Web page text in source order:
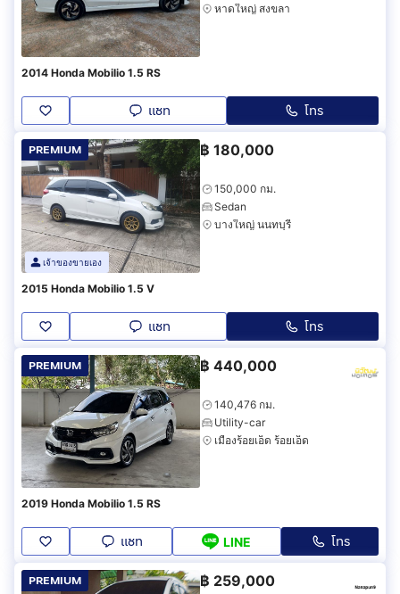
หาดใหญ่ สงขลา
2014 Honda Mobilio 1.5 RS
แชท โทร
PREMIUM
เจ้าของขายเอง
฿ 180,000
150,000 กม.
Sedan
บางใหญ่ นนทบุรี
2015 Honda Mobilio 1.5 V
แชท โทร
PREMIUM ฿ 440,000
140,476 กม.
Utility-car
เมืองร้อยเอ็ด ร้อยเอ็ด
2019 Honda Mobilio 1.5 RS
แชท LINE โทร
PREMIUM ฿ 259,000